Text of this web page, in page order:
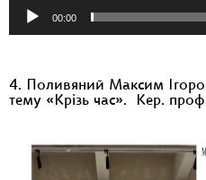
00:00
4. Поливяний Максим
тему «Крізь час». Кер.